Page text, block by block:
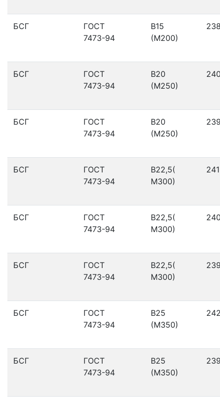
БСГ
ГОСТ
7473-94
В15
(М200)
БСГ
ГОСТ
7473-94
В20
(М250)
БСГ
ГОСТ
7473-94
В20
(М250)
БСГ
ГОСТ
7473-94
В22,5(
М300)
БСГ
ГОСТ
7473-94
В22,5(
М300)
БСГ
ГОСТ
7473-94
В22,5(
М300)
БСГ
ГОСТ
7473-94
В25
(М350)
БСГ
ГОСТ
7473-94
В25
(М350)